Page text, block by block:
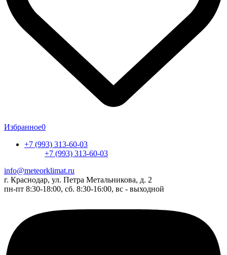
Избранное0
+7 (993) 313-60-03
+7 (993) 313-60-03
info@meteorklimat.ru
г. Краснодар, ул. Петра Метальникова, д. 2
пн-пт 8:30-18:00, сб. 8:30-16:00, вс - выходной